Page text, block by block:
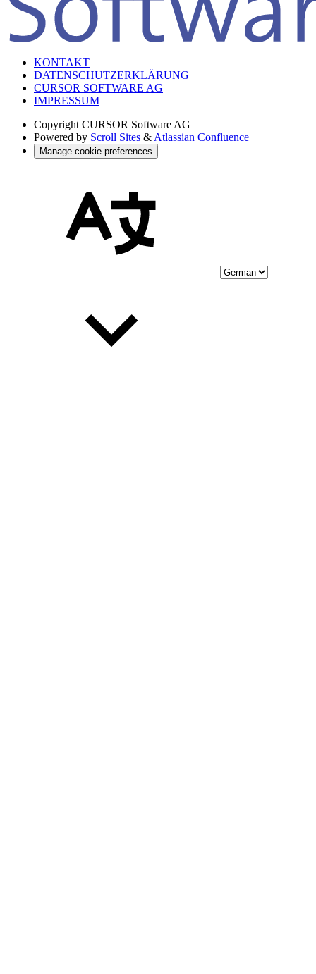
KONTAKT
DATENSCHUTZERKLÄRUNG
CURSOR SOFTWARE AG
IMPRESSUM
Copyright CURSOR Software AG
Powered by Scroll Sites & Atlassian Confluence
Manage cookie preferences